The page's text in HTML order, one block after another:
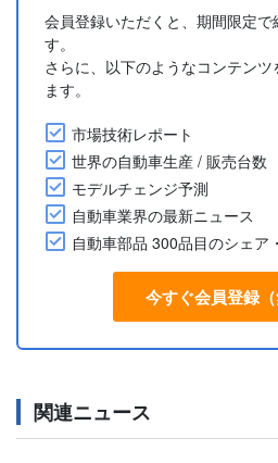
会員登録いただくと、期間限定
す。
さらに、以下のようなコンテン
ます。
市場技術レポート
世界の自動車生産 / 販売台数
モデルチェンジ予測
自動車業界の最新ニュース
自動車部品 300品目のシェア
今すぐ会員登録（
関連ニュース